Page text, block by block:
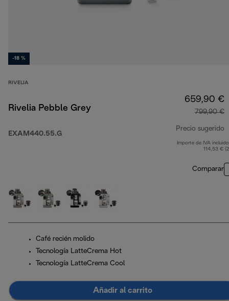
-18 %
RIVELIA
Rivelia Pebble Grey
EXAM440.55.G
659,90 €
799,90 €
Precio sugerido
Importe de IVA
114,53 €
Comparar
Café recién molido
Tecnología LatteCrema Hot
Tecnología LatteCrema Cool
Añadir al carrito